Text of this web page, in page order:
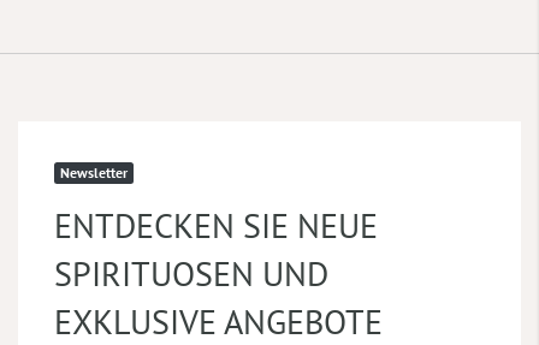
Newsletter
ENTDECKEN SIE NEUE
SPIRITUOSEN UND
EXKLUSIVE ANGEBOTE